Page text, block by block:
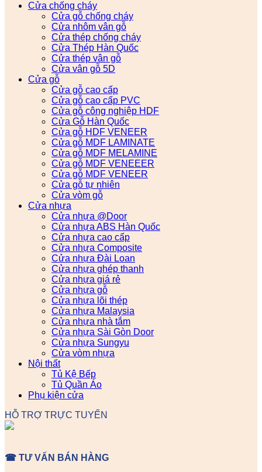
Cửa chống cháy
Cửa gỗ chống cháy
Cửa nhôm vân gỗ
Cửa thép chống cháy
Cửa Thép Hàn Quốc
Cửa thép vân gỗ
Cửa vân gỗ 5D
Cửa gỗ
Cửa gỗ cao cấp
Cửa gỗ cao cấp PVC
Cửa gỗ công nghiệp HDF
Cửa Gỗ Hàn Quốc
Cửa gỗ HDF VENEER
Cửa gỗ MDF LAMINATE
Cửa gỗ MDF MELAMINE
Cửa gỗ MDF VENEEER
Cửa gỗ MDF VENEER
Cửa gỗ tự nhiên
Cửa vòm gỗ
Cửa nhựa
Cửa nhựa @Door
Cửa nhựa ABS Hàn Quốc
Cửa nhựa cao cấp
Cửa nhựa Composite
Cửa nhựa Đài Loan
Cửa nhựa ghép thanh
Cửa nhựa giá rẻ
Cửa nhựa gỗ
Cửa nhựa lõi thép
Cửa nhựa Malaysia
Cửa nhựa nhà tắm
Cửa nhựa Sài Gòn Door
Cửa nhựa Sungyu
Cửa vòm nhựa
Nội thất
Tủ Kệ Bếp
Tủ Quần Áo
Phụ kiện cửa
HỖ TRỢ TRỰC TUYẾN
☎ TƯ VẤN BÁN HÀNG